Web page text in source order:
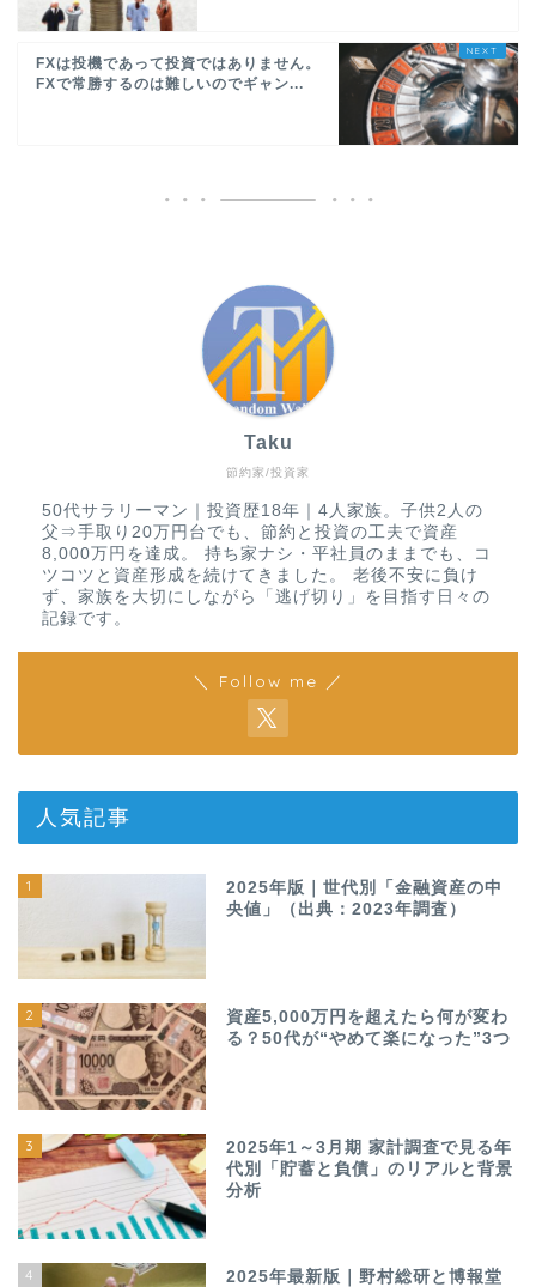
FXは投機であって投資ではありません。
FXで常勝するのは難しいのでギャン...
節約家/投資家
Taku
50代サラリーマン｜投資歴18年｜4人家族。子供2人の
父⇒手取り20万円台でも、節約と投資の工夫で資産
8,000万円を達成。 持ち家ナシ・平社員のままでも、コ
ツコツと資産形成を続けてきました。 老後不安に負け
ず、家族を大切にしながら「逃げ切り」を目指す日々の
記録です。
＼ Follow me ／
人気記事
1
2025年版｜世代別「金融資産の中
央値」（出典：2023年調査）
2
資産5,000万円を超えたら何が変わ
る？50代が“やめて楽になった”3つ
3
2025年1～3月期 家計調査で見る年
代別「貯蓄と負債」のリアルと背景
分析
4
2025年最新版｜野村総研と博報堂